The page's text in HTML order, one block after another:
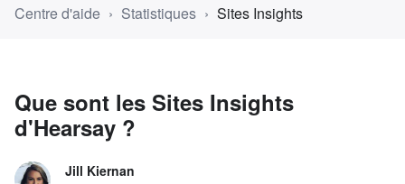
Centre d'aide Statistiques Sites Insights
Que sont les Sites Insights
d'Hearsay ?
Jill Kiernan